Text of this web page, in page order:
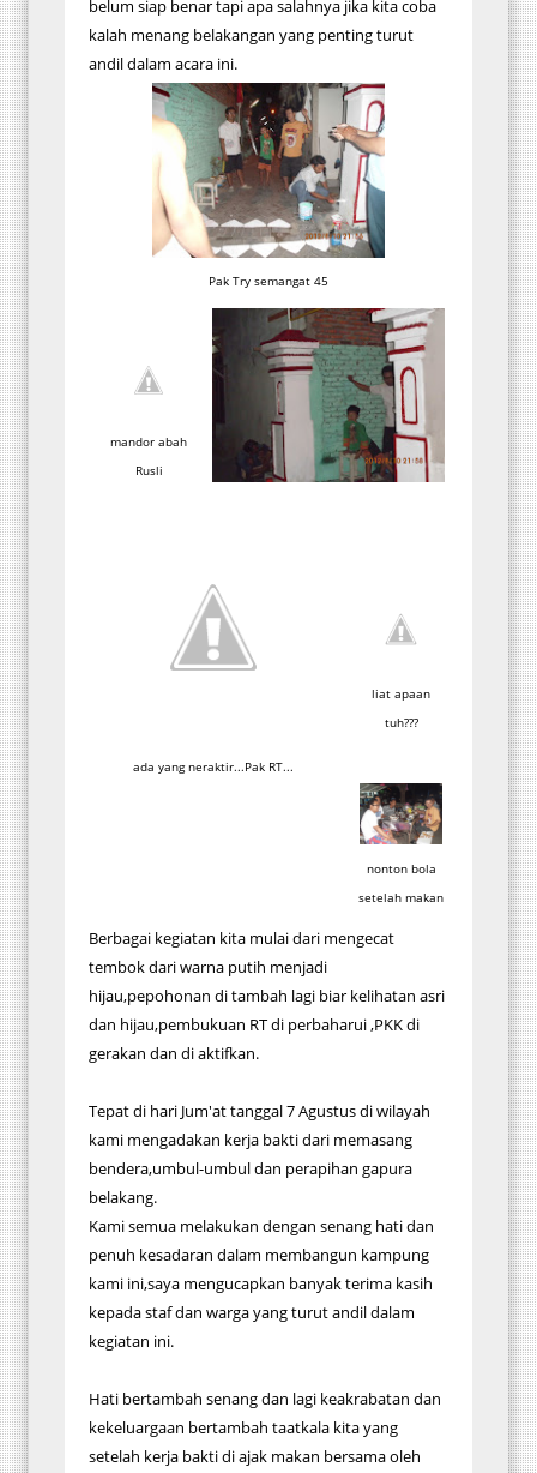
belum siap benar tapi apa salahnya jika kita coba
kalah menang belakangan yang penting turut
andil dalam acara ini.
Pak Try semangat 45
ada yang neraktir...Pak RT...
mandor abah
Rusli
liat apaan
tuh???
nonton bola
setelah makan
Berbagai kegiatan kita mulai dari mengecat
tembok dari warna putih menjadi
hijau,pepohonan di tambah lagi biar kelihatan asri
dan hijau,pembukuan RT di perbaharui ,PKK di
gerakan dan di aktifkan.
Tepat di hari Jum'at tanggal 7 Agustus di wilayah
kami mengadakan kerja bakti dari memasang
bendera,umbul-umbul dan perapihan gapura
belakang.
Kami semua melakukan dengan senang hati dan
penuh kesadaran dalam membangun kampung
kami ini,saya mengucapkan banyak terima kasih
kepada staf dan warga yang turut andil dalam
kegiatan ini.
Hati bertambah senang dan lagi keakrabatan dan
kekeluargaan bertambah taatkala kita yang
setelah kerja bakti di ajak makan bersama oleh